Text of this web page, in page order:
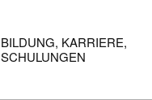
BILDUNG, KARRIERE,
SCHULUNGEN